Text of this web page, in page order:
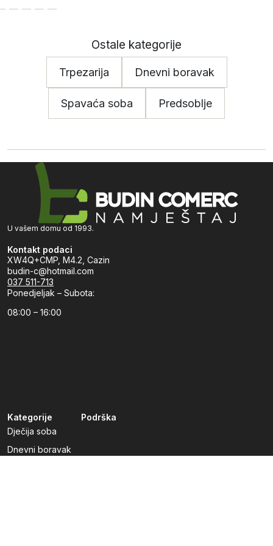
Ostale kategorije
Trpezarija Dnevni boravak
Spavaća soba Predsoblje
U vašem domu od 1993.
Kontakt podaci
XW4Q+CMP, M4.2, Cazin
budin-c@hotmail.com
037 511-713
Ponedjeljak – Subota:
08:00 – 16:00
Kategorije
Dječija soba
Dnevni boravak
Podrška